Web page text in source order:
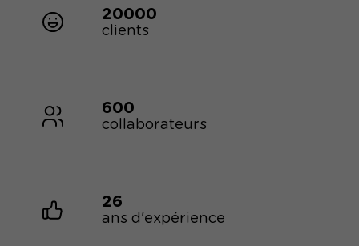
20000
clients
600
collaborateurs
26
ans d'expérience